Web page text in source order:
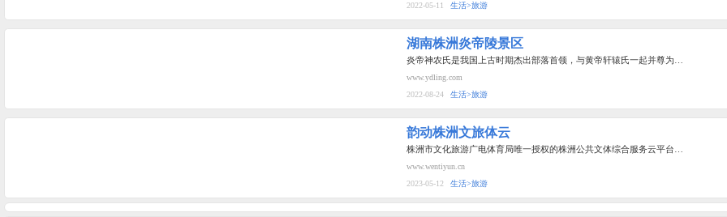
2022-05-11
生活>旅游
湖南株洲炎帝陵景区
炎帝神农氏是我国上古时期杰出部落首领，与黄帝轩辕氏一起并尊为…
www.ydling.com
2022-08-24
生活>旅游
韵动株洲文旅体云
株洲市文化旅游广电体育局唯一授权的株洲公共文体综合服务云平台…
www.wentiyun.cn
2023-05-12
生活>旅游